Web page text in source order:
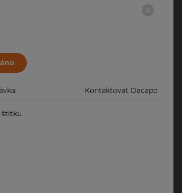
Kontaktovat Dacapo
štítku